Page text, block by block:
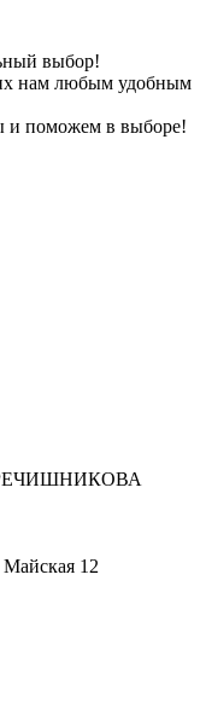
выбор!
нам любым удобным
и поможем в выборе!
ГРЕЧИШНИКОВА
Майская 12